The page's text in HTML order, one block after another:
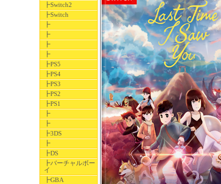
┣Switch2
┣Switch
┣
┣
┣
┣
┣PS5
┣PS4
┣PS3
┣PS2
┣PS1
┣
┣
┣3DS
┣
┣DS
┣バーチャルボー
イ
┣GBA